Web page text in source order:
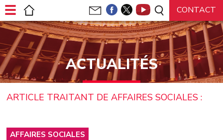
ACTUALITÉS
ARTICLE TRAITANT DE AFFAIRES SOCIALES :
AFFAIRES SOCIALES
Panneau de gestion des cookies